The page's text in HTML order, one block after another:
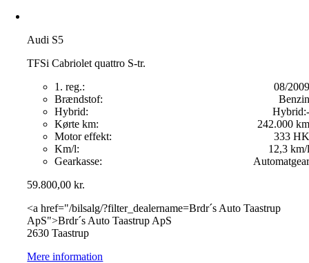
Audi S5
TFSi Cabriolet quattro S-tr.
1. reg.:
08/2009
Brændstof:
Benzin
Hybrid:
Hybrid:-
Kørte km:
242.000 km
Motor effekt:
333 HK
Km/l:
12,3 km/l
Gearkasse:
Automatgear
59.800,00kr.
<a href="/bilsalg/?filter_dealername=Brdr´s Auto Taastrup
ApS">Brdr´s Auto Taastrup ApS
2630 Taastrup
Mere information